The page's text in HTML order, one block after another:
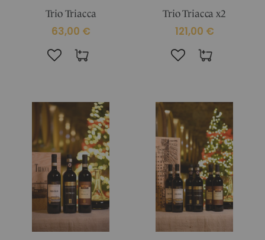
Trio Triacca
63,00 €
Trio Triacca x2
121,00 €